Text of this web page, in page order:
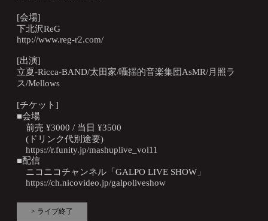
[会場]
下北沢ReG
http://www.reg-r2.com/
[出演]
立夏-Ricca-BAND/太田家/囁揺的音楽集団AsMR/月照ラ
ス/Mellows
[チケット]
■会場
前売 ¥3000 / 当日 ¥3500
(ドリンク代別途要)
https://r.funity.jp/mashuplive_vol11
■配信
ニコニコチャンネル「GALPO LIVE SHOW」
https://ch.nicovideo.jp/galpoliveshow
> ライブ終了